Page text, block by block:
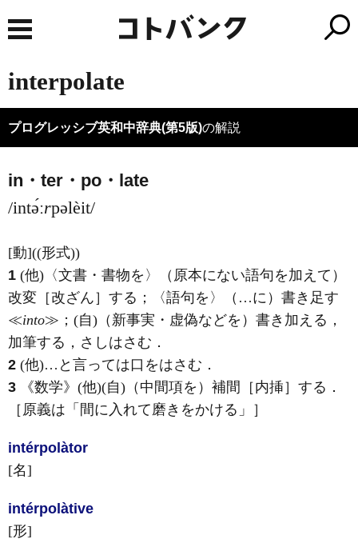
interpolate
プログレッシブ英和中辞典(第5版)の解説
in・ter・po・late
/intə́ːrpəlèit/
[動]((形式))
1 (他) 〈文書・書物を〉（原本にない語句を加えて）
改変［改ざん］する；〈語句を〉（…に）書き足す
≪into≫； (自) （新事実・虚偽などを）書き加える，
加筆する，さしはさむ ．
2 (他)…と言っては口をはさむ ．
3
《数学》 (他)(自) （中間項を）補間［内挿］する ．
［原義は「間に入れて磨きをかける」］
intérpolàtor
[名]
intérpolàtive
[形]